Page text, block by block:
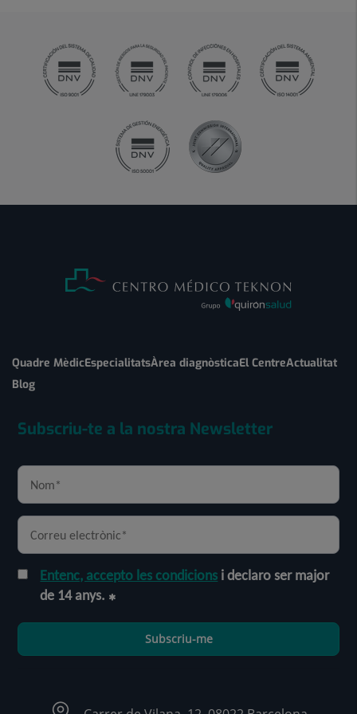
Quadre MèdicEspecialitatsÀrea diagnòsticaEl CentreActualitat
Blog
Subscriu-te a la nostra Newsletter
Entenc, accepto les condicions i declaro ser major
de 14 anys.
Subscriu-me